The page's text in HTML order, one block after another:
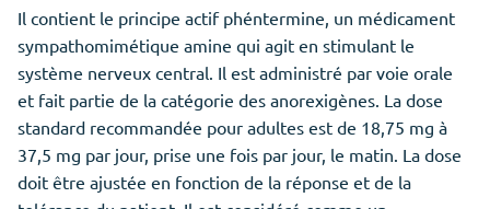
Il contient le principe actif phéntermine, un médicament
sympathomimétique amine qui agit en stimulant le
système nerveux central. Il est administré par voie orale
et fait partie de la catégorie des anorexigènes. La dose
standard recommandée pour adultes est de 18,75 mg à
37,5 mg par jour, prise une fois par jour, le matin. La dose
doit être ajustée en fonction de la réponse et de la